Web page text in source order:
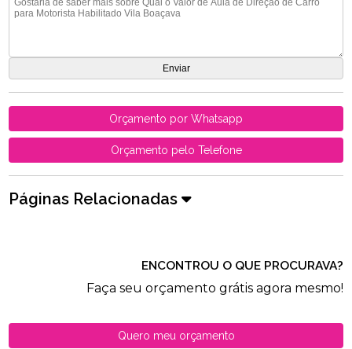
Orçamento por Whatsapp
Orçamento pelo Telefone
Páginas Relacionadas
ENCONTROU O QUE PROCURAVA?
Faça seu orçamento grátis agora mesmo!
Quero meu orçamento